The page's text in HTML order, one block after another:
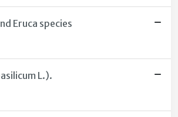
Eruca species
L.).